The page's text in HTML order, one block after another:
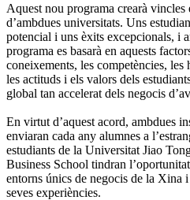
Aquest nou programa crearà vincles
d’ambdues universitats. Uns
potencial i uns èxits excepcionals, i
programa es basarà en aquests
coneixements, les competències,
les actituds i els valors dels
global tan accelerat dels negocis
En virtut d’aquest acord, ambdues
enviaran cada any alumnes a
estudiants de la Universitat Jiao
Business School tindran
entorns únics de negocis de la Xina
seves experiències.